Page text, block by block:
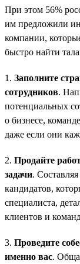
При этом 56%
им предложили
компании,
быстро найти
1. Заполните
сотрудников.
потенциальных
о бизнесе,
даже если они
2. Продайте
задачи.
кандидатов,
специалиста,
клиентов и
3. Проведите
именно вас.